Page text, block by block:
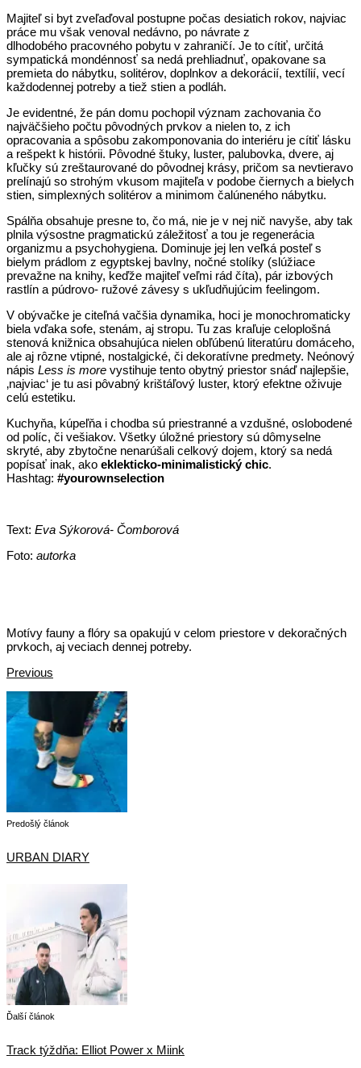
Majiteľ si byt zveľaďoval postupne počas desiatich rokov, najviac
práce mu však venoval nedávno, po návrate z
dlhodobého pracovného pobytu v zahraničí. Je to cítiť, určitá
sympatická mondénnosť sa nedá prehliadnuť, opakovane sa
premieta do nábytku, solitérov, doplnkov a dekorácií, textílií, vecí
každodennej potreby a tiež stien a podláh.
Je evidentné, že pán domu pochopil význam zachovania čo
najväčšieho počtu pôvodných prvkov a nielen to, z ich
opracovania a spôsobu zakomponovania do interiéru je cítiť lásku
a rešpekt k histórii. Pôvodné štuky, luster, palubovka, dvere, aj
kľučky sú zreštaurované do pôvodnej krásy, pričom sa nevtieravo
prelínajú so strohým vkusom majiteľa v podobe čiernych a bielych
stien, simplexných solitérov a minimom čalúneného nábytku.
Spálňa obsahuje presne to, čo má, nie je v nej nič navyše, aby tak
plnila výsostne pragmatickú záležitosť a tou je regenerácia
organizmu a psychohygiena. Dominuje jej len veľká posteľ s
bielym prádlom z egyptskej bavlny, nočné stolíky (slúžiace
prevažne na knihy, keďže majiteľ veľmi rád číta), pár izbových
rastlín a púdrovo- ružové závesy s ukľudňujúcim feelingom.
V obývačke je citeľná vačšia dynamika, hoci je monochromaticky
biela vďaka sofe, stenám, aj stropu. Tu zas kraľuje celoplošná
stenová knižnica obsahujúca nielen obľúbenú literatúru domáceho,
ale aj rôzne vtipné, nostalgické, či dekoratívne predmety. Neónový
nápis Less is more vystihuje tento obytný priestor snáď najlepšie,
‚najviac‘ je tu asi pôvabný krištáľový luster, ktorý efektne oživuje
celú estetiku.
Kuchyňa, kúpeľňa i chodba sú priestranné a vzdušné, oslobodené
od políc, či vešiakov. Všetky úložné priestory sú dômyselne
skryté, aby zbytočne nenarúšali celkový dojem, ktorý sa nedá
popísať inak, ako eklekticko-minimalistický chic.
Hashtag: #yourownselection
Text: Eva Sýkorová- Čomborová
Foto: autorka
Motívy fauny a flóry sa opakujú v celom priestore v dekoračných
prvkoch, aj veciach dennej potreby.
Previous
Predošlý článok
URBAN DIARY
Ďalší článok
Track týždňa: Elliot Power x Miink